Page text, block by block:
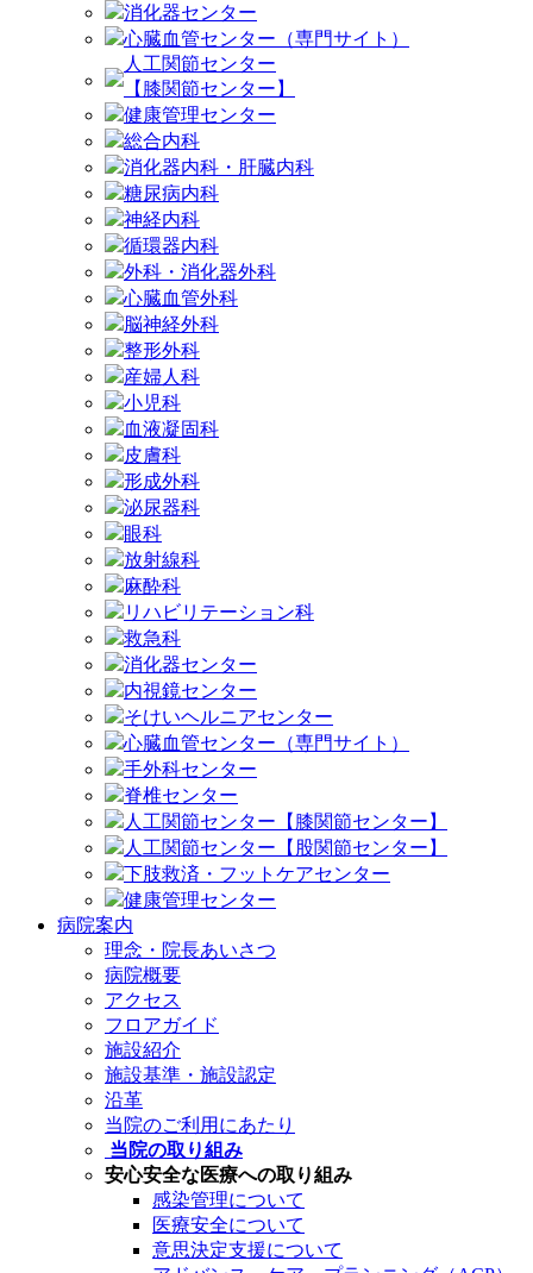
消化器センター
心臓血管センター（専門サイト）
人工関節センター
【膝関節センター】
健康管理センター
総合内科
消化器内科・肝臓内科
糖尿病内科
神経内科
循環器内科
外科・消化器外科
心臓血管外科
脳神経外科
整形外科
産婦人科
小児科
血液凝固科
皮膚科
形成外科
泌尿器科
眼科
放射線科
麻酔科
リハビリテーション科
救急科
消化器センター
内視鏡センター
そけいヘルニアセンター
心臓血管センター（専門サイト）
手外科センター
脊椎センター
人工関節センター【膝関節センター】
人工関節センター【股関節センター】
下肢救済・フットケアセンター
健康管理センター
病院案内
理念・院長あいさつ
病院概要
アクセス
フロアガイド
施設紹介
施設基準・施設認定
沿革
当院のご利用にあたり
当院の取り組み
安心安全な医療への取り組み
感染管理について
医療安全について
意思決定支援について